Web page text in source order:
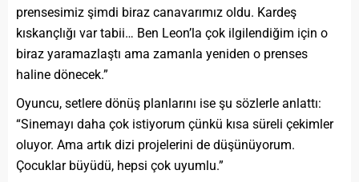
prensesimiz şimdi biraz canavarımız oldu. Kardeş
kıskançlığı var tabii… Ben Leon’la çok ilgilendiğim için o
biraz yaramazlaştı ama zamanla yeniden o prenses
haline dönecek.”
Oyuncu, setlere dönüş planlarını ise şu sözlerle anlattı:
“Sinemayı daha çok istiyorum çünkü kısa süreli çekimler
oluyor. Ama artık dizi projelerini de düşünüyorum.
Çocuklar büyüdü, hepsi çok uyumlu.”